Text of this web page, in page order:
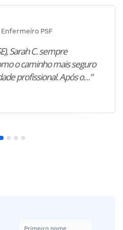
PSF
Sarah C. sempre
o caminho mais seguro
profissional. Após o…”